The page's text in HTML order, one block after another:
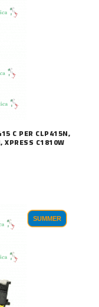
C PER CLP415N,
C1810W
SUMMER